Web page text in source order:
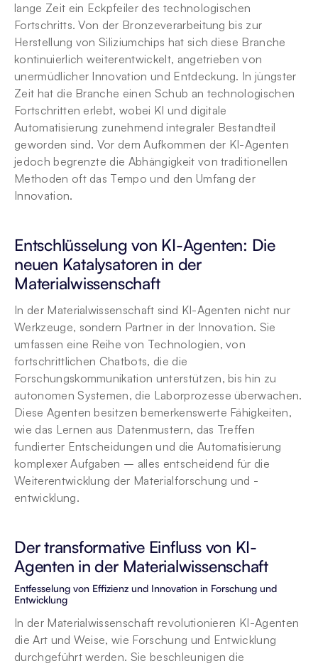
lange Zeit ein Eckpfeiler des technologischen
Fortschritts. Von der Bronzeverarbeitung bis zur
Herstellung von Siliziumchips hat sich diese Branche
kontinuierlich weiterentwickelt, angetrieben von
unermüdlicher Innovation und Entdeckung. In jüngster
Zeit hat die Branche einen Schub an technologischen
Fortschritten erlebt, wobei KI und digitale
Automatisierung zunehmend integraler Bestandteil
geworden sind. Vor dem Aufkommen der KI-Agenten
jedoch begrenzte die Abhängigkeit von traditionellen
Methoden oft das Tempo und den Umfang der
Innovation.
Entschlüsselung von KI-Agenten: Die
neuen Katalysatoren in der
Materialwissenschaft
In der Materialwissenschaft sind KI-Agenten nicht nur
Werkzeuge, sondern Partner in der Innovation. Sie
umfassen eine Reihe von Technologien, von
fortschrittlichen Chatbots, die die
Forschungskommunikation unterstützen, bis hin zu
autonomen Systemen, die Laborprozesse überwachen.
Diese Agenten besitzen bemerkenswerte Fähigkeiten,
wie das Lernen aus Datenmustern, das Treffen
fundierter Entscheidungen und die Automatisierung
komplexer Aufgaben – alles entscheidend für die
Weiterentwicklung der Materialforschung und -
entwicklung.
Der transformative Einfluss von KI-
Agenten in der Materialwissenschaft
Entfesselung von Effizienz und Innovation in Forschung und
Entwicklung
In der Materialwissenschaft revolutionieren KI-Agenten
die Art und Weise, wie Forschung und Entwicklung
durchgeführt werden. Sie beschleunigen die